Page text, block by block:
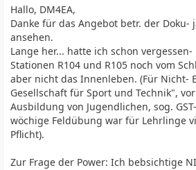
Trio Line wird bereits beim Balance-
indem der aus der Balance
Trägerunterdrückung unterbleibt. In
zur PA ist bereits längst das fertige
AM-Anoden-Modulation kann in
gemacht werden.
Hallo, DM4EA,
Danke für das Angebot betr. der
ansehen.
Lange her... hatte ich schon
Stationen R104 und R105 noch vom
aber nicht das Innenleben. (Für Nicht-
Gesellschaft für Sport und Technik",
Ausbildung von Jugendlichen, sog.
wöchige Feldübung war für Lehrlinge
Pflicht).
Zur Frage der Power: Ich bebsichtige